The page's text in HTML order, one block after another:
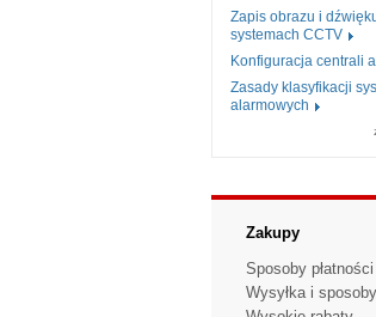
Zapis obrazu i
systemach CCTV
Konfiguracja centrali
Zasady klasyfikacji
alarmowych
Zakupy
Sposoby płatności
Wysyłka i